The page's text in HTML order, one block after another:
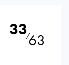
33⁄63